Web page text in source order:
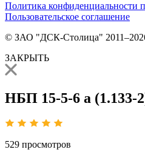
Политика конфиденциальности
Пользовательское соглашение
© ЗАО "ДСК-Столица"
ЗАКРЫТЬ
НБП 15-5-6 а (1.133-
529 просмотров